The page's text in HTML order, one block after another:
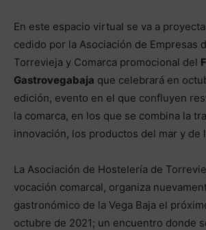
En este espacio virtual se va a
cedido por la Asociación de Empresas
Torrevieja y Comarca promocional del
Gastrovegabaja que celebrará en
edición, evento en el que confluyen
la comarca, en los que se combina la
innovación, los productos del mar y de
La Asociación de Hostelería de
vocación comarcal, organiza
gastronómico de la Vega Baja el
octubre de 2021; un encuentro donde